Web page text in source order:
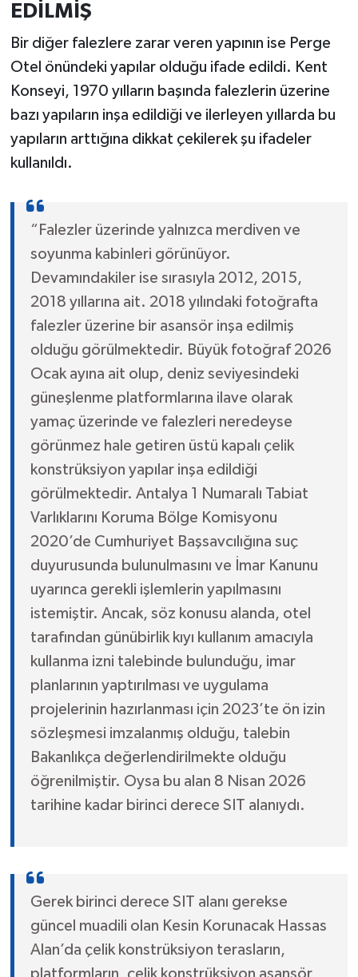
EDİLMİŞ
Bir diğer falezlere zarar veren yapının ise Perge
Otel önündeki yapılar olduğu ifade edildi. Kent
Konseyi, 1970 yılların başında falezlerin üzerine
bazı yapıların inşa edildiği ve ilerleyen yıllarda bu
yapıların arttığına dikkat çekilerek şu ifadeler
kullanıldı.
“Falezler üzerinde yalnızca merdiven ve
soyunma kabinleri görünüyor.
Devamındakiler ise sırasıyla 2012, 2015,
2018 yıllarına ait. 2018 yılındaki fotoğrafta
falezler üzerine bir asansör inşa edilmiş
olduğu görülmektedir. Büyük fotoğraf 2026
Ocak ayına ait olup, deniz seviyesindeki
güneşlenme platformlarına ilave olarak
yamaç üzerinde ve falezleri neredeyse
görünmez hale getiren üstü kapalı çelik
konstrüksiyon yapılar inşa edildiği
görülmektedir. Antalya 1 Numaralı Tabiat
Varlıklarını Koruma Bölge Komisyonu
2020’de Cumhuriyet Başsavcılığına suç
duyurusunda bulunulmasını ve İmar Kanunu
uyarınca gerekli işlemlerin yapılmasını
istemiştir. Ancak, söz konusu alanda, otel
tarafından günübirlik kıyı kullanım amacıyla
kullanma izni talebinde bulunduğu, imar
planlarının yaptırılması ve uygulama
projelerinin hazırlanması için 2023’te ön izin
sözleşmesi imzalanmış olduğu, talebin
Bakanlıkça değerlendirilmekte olduğu
öğrenilmiştir. Oysa bu alan 8 Nisan 2026
tarihine kadar birinci derece SIT alanıydı.
Gerek birinci derece SIT alanı gerekse
güncel muadili olan Kesin Korunacak Hassas
Alan’da çelik konstrüksiyon terasların,
platformların, çelik konstrüksiyon asansör